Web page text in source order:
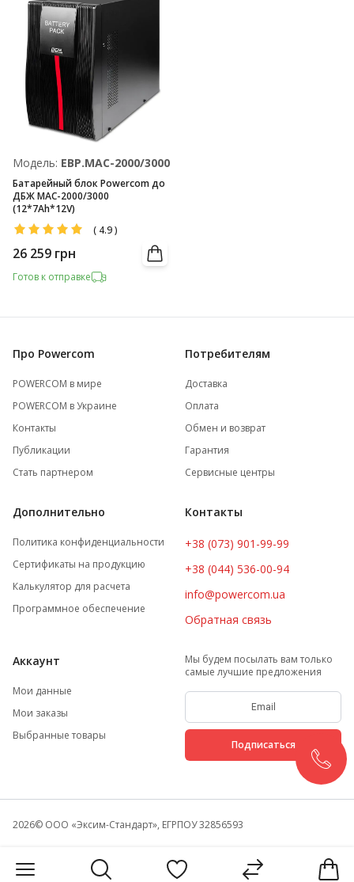
Модель: EBP.MAC-2000/3000
Батарейный блок Powercom до
ДБЖ MAC-2000/3000
(12*7Ah*12V)
( 4.9)
26 259 грн
Готов к отправке
Про Powercom
POWERCOM в мире
POWERCOM в Украине
Контакты
Публикации
Стать партнером
Потребителям
Доставка
Оплата
Обмен и возврат
Гарантия
Сервисные центры
Дополнительно
Политика конфиденциальности
Сертификаты на продукцию
Калькулятор для расчета
Программное обеспечение
Контакты
+38 (073) 901-99-99
+38 (044) 536-00-94
info@powercom.ua
Обратная связь
Аккаунт
Мои данные
Мои заказы
Выбранные товары
Мы будем посылать вам только
самые лучшие предложения
Подписаться
2026© ООО «Эксим-Стандарт», ЕГРПОУ 32856593